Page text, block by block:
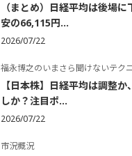
（まとめ）日経平均は後場
安の66,115円...
2026/07/22
福永博之のいまさら聞けないテク
【日本株】日経平均は調整
しか？注目ポ...
2026/07/22
市況概況